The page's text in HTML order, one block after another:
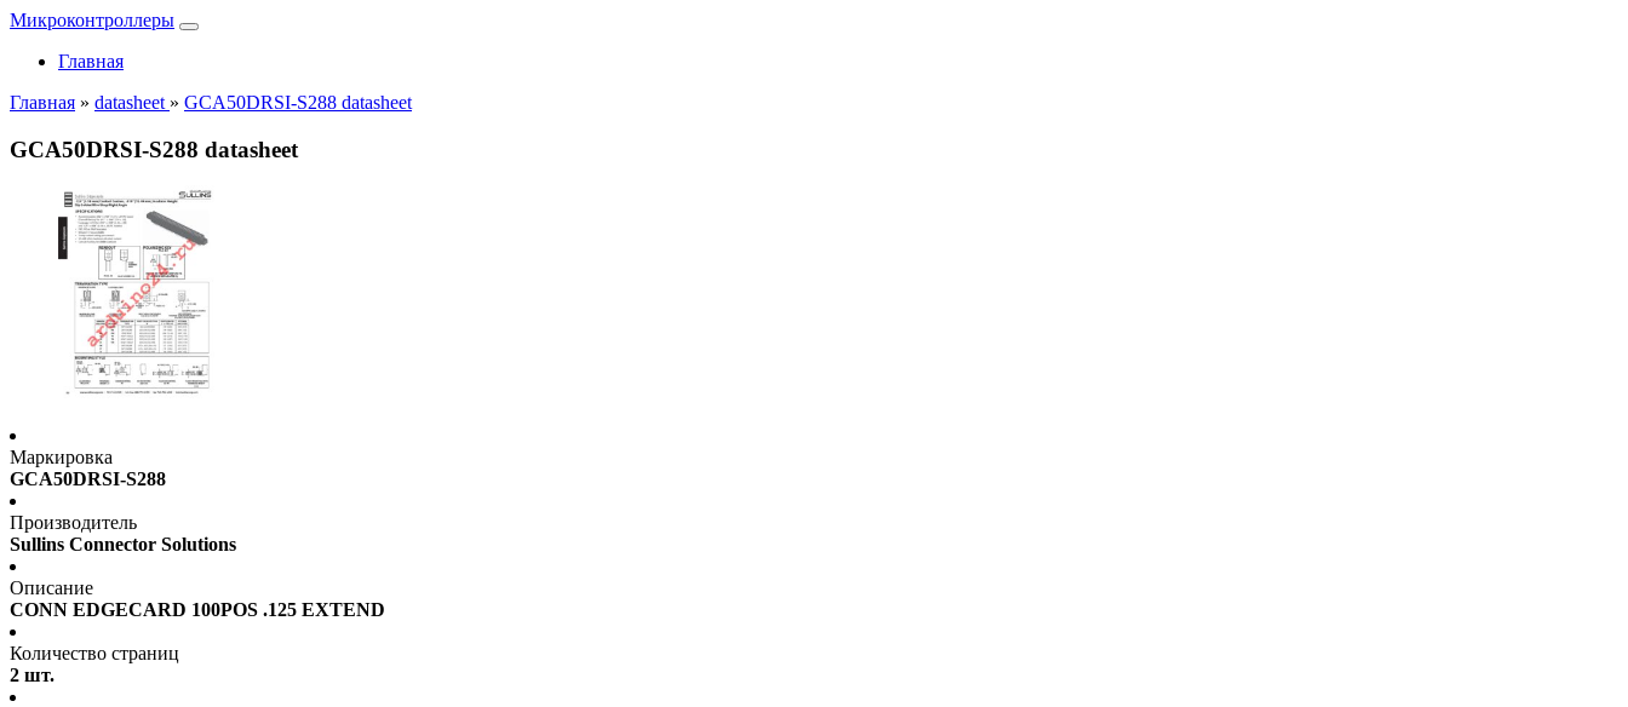
Микроконтроллеры
Главная
Главная » datasheet » GCA50DRSI-S288 datasheet
GCA50DRSI-S288 datasheet
Маркировка
GCA50DRSI-S288
Производитель
Sullins Connector Solutions
Описание
CONN EDGECARD 100POS .125 EXTEND
Количество страниц
2 шт.